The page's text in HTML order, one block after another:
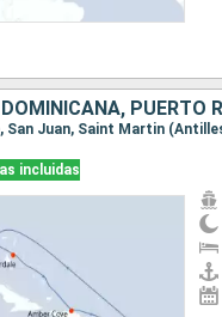
incluidas